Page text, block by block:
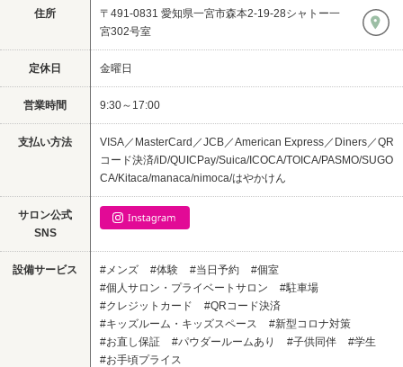
住所
〒491-0831 愛知県一宮市森本2-19-28シャトー一
宮302号室
定休日 金曜日
営業時間 9:30～17:00
支払い方法
VISA／MasterCard／JCB／American Express／Diners／QR
コード決済/iD/QUICPay/Suica/ICOCA/TOICA/PASMO/SUGO
CA/Kitaca/manaca/nimoca/はやかけん
サロン公式
SNS
設備サービス #メンズ #体験 #当日予約
#個室
#個人サロン・プライベートサロン
#駐車場
#クレジットカード
#QRコード決済
#キッズルーム・キッズスペース
#新型コロナ対策
#お直し保証
#パウダールームあり #子供同伴
#学生
#お手頃プライス